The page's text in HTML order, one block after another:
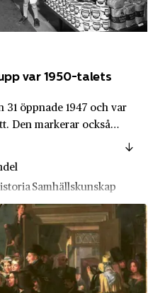
var 1950-talets
31 öppnade 1947 och var
Den markerar också
till självbetjäning, vilket
Samhällskunskap